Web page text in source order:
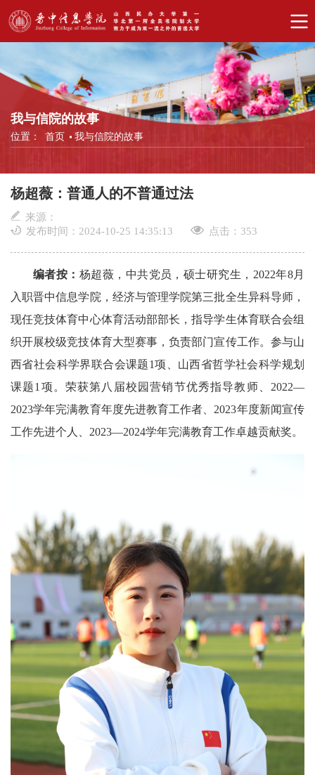
我与信院的故事
位置： 首页 我与信院的故事
杨超薇：普通人的不普通过法
来源：
发布时间：2024-10-25 14:35:13
点击： 353
编者按： 杨超薇，中共党员，硕士研究生，2022年8月
入职晋中信息学院，经济与管理学院第三批全生异科导师，
现任竞技体育中心体育活动部部长，指导学生体育联合会组
织开展校级竞技体育大型赛事，负责部门宣传工作。参与山
西省社会科学界联合会课题1项、山西省哲学社会科学规划
课题1项。荣获第八届校园营销节优秀指导教师、2022—
2023学年完满教育年度先进教育工作者、2023年度新闻宣传
工作先进个人、2023—2024学年完满教育工作卓越贡献奖。